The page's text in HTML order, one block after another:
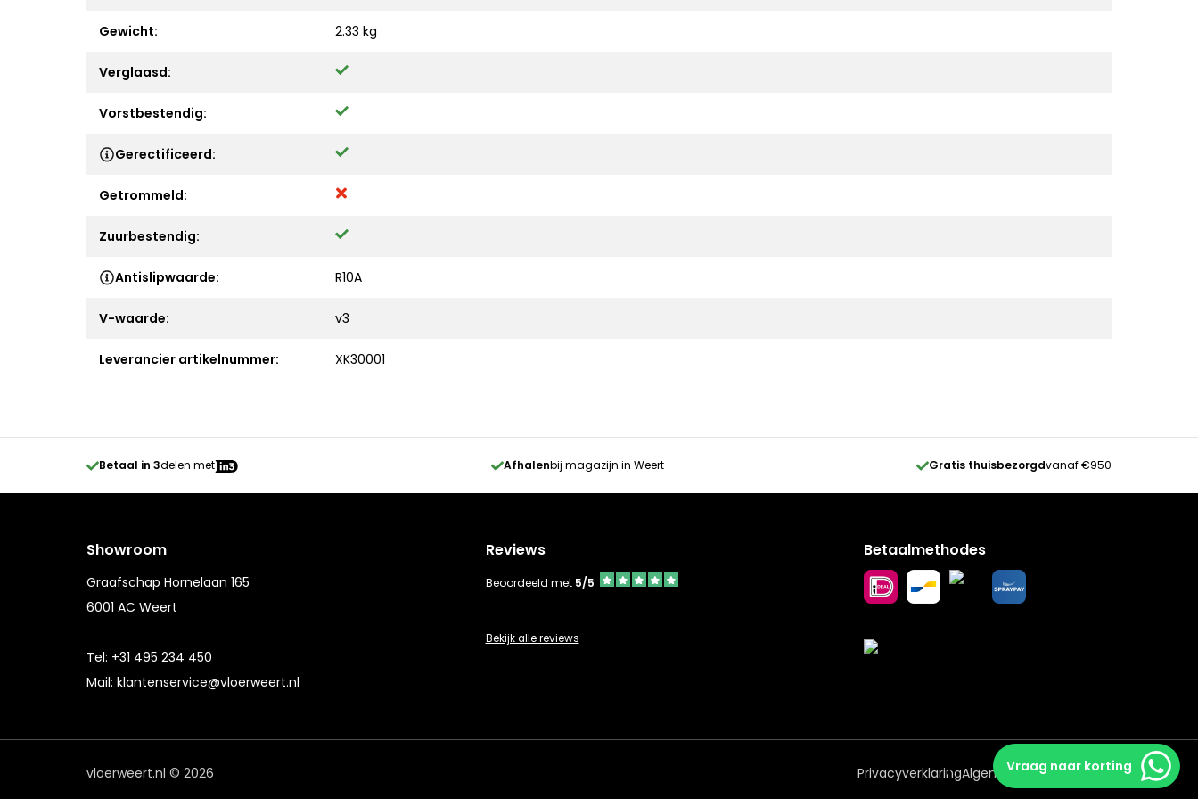
Gewicht: 2.33 kg
Verglaasd:
Vorstbestendig:
Gerectificeerd:
Getrommeld:
Zuurbestendig:
Antislipwaarde: R10A
V-waarde: v3
Leverancier artikelnummer: XK30001
Betaal in 3delen met Afhalenbij magazijn in Weert Gratis thuisbezorgdvanaf €950
Vraag naar korting
Showroom
Graafschap Hornelaan 165
6001 AC Weert
Tel: +31 495 234 450
Mail: klantenservice@vloerweert.nl
Reviews
Beoordeeld met 5/5
Bekijk alle reviews
Betaalmethodes
vloerweert.nl © 2026 PrivacyverklaringAlgemene voorwaarden